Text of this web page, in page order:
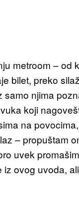
metroom – od
bilet, preko
njima
koji
na
– propuštam
uvek
ovog uvoda,